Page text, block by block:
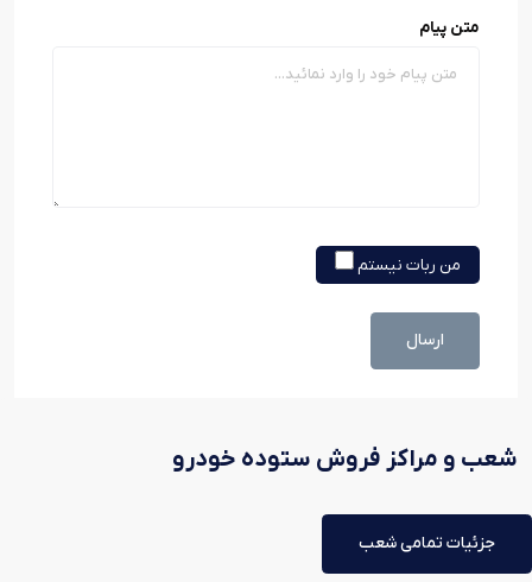
متن پیام
من ربات نیستم
ارسال
شعب و مراکز فروش ستوده خودرو
جزئیات تمامی شعب